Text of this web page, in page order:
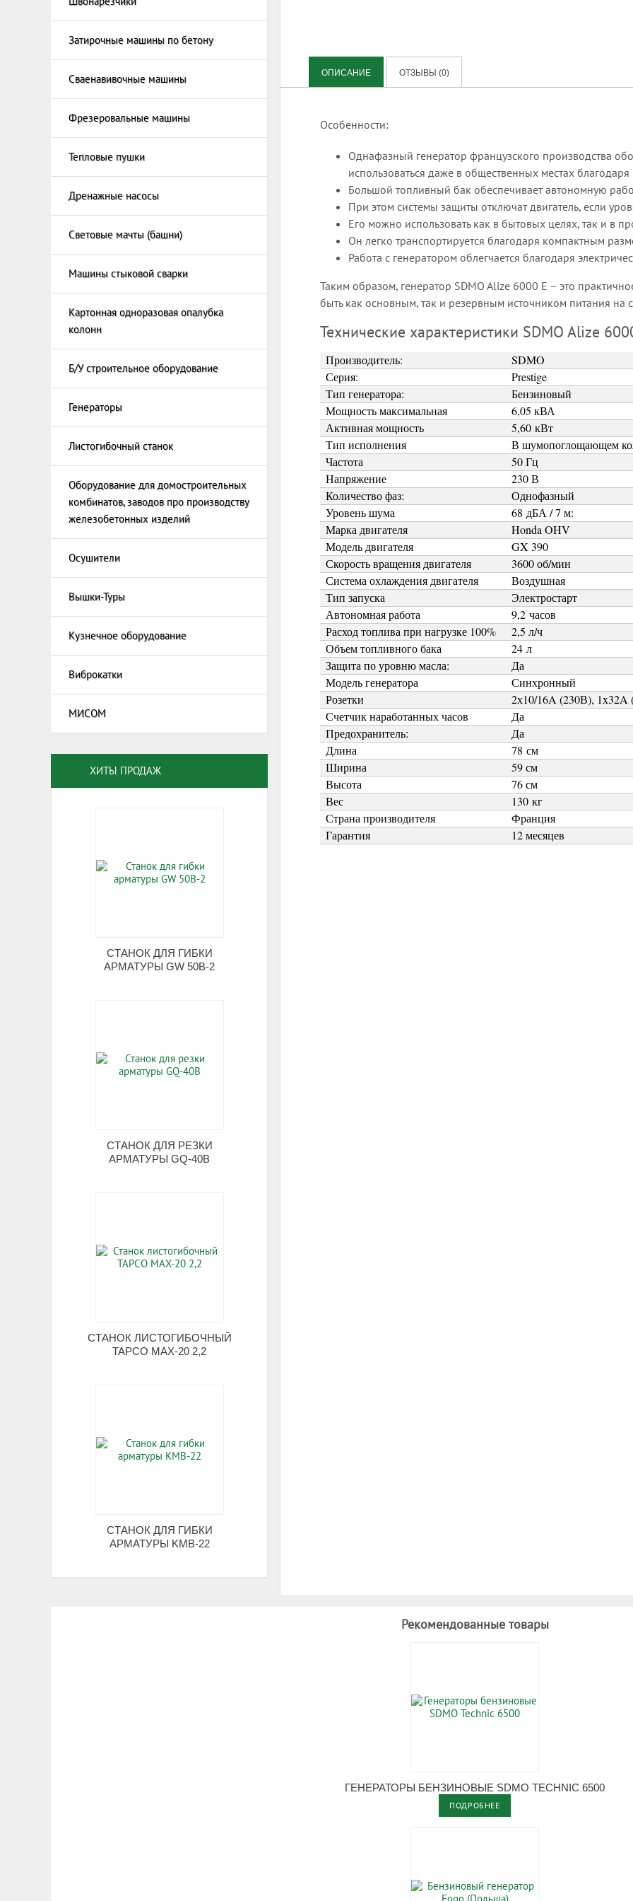
Мозаично шлифовальные машины по
Затирочные машины по бетону
Сваенавивочные машины
Фрезеровальные машины
Тепловые пушки
Тепловые пушки электрические Master
Тепловая пушка дизельная
Дренажные насосы Дренажные насосы Tsurumi
Световые мачты (башни)
Мачты освещения со встроенным
Машины стыковой сварки
Картонная одноразовая опалубка
колонн
Б/У строительное оборудование
Генераторы
Дизельные генераторы
Бензиновый генератор
Листогибочный станок
Оборудование для домостроительных
комбинатов, заводов про производству
железобетонных изделий
Машины стыковой сварки
Сваенавивочные машины
Автоматизованные линиии
арматуры
Станки для резки и гибки
Осушители
Вышки-Туры
Кузнечное оборудование
Виброкатки
МИСОМ
Машины для приемки, подготовки и
нанесения раствора
Машины для работы с бетонными полами
Машины для деревяних полов
ХИТЫ ПРОДАЖ
СТАНОК ДЛЯ ГИБКИ
АРМАТУРЫ GW 50B-2
СТАНОК ДЛЯ РЕЗКИ
АРМАТУРЫ GQ-40B
СТАНОК ЛИСТОГИБОЧНЫЙ
TAPCO MAX-20 2,2
СТАНОК ДЛЯ ГИБКИ
АРМАТУРЫ KMB-22
ОПИСАНИЕ ОТЗЫВЫ (0)
Особенности:
Однафазный генератор французского производства
использоваться даже в общественных местах
Большой топливный бак обеспечивает автономную
При этом системы защиты отключат двигатель, если
Его можно использовать как в бытовых целях, так и в
Он легко транспортируется благодаря компактным
Работа с генератором облегчается благодаря
Таким образом, генератор SDMO Alize 6000 Е – это
быть как основным, так и резервным источником питания на
Технические характеристики SDMO Alize
Производитель:
SDMO
Серия:
Prestige
Тип генератора:
Бензиновый
Мощность максимальная
6,05 кВА
Активная мощность
5,60 кВт
Тип исполнения
В шумопоглощающем
Частота
50 Гц
Напряжение
230 В
Количество фаз:
Однофазный
Уровень шума
68 дБА / 7 м:
Марка двигателя
Honda OHV
Модель двигателя
GX 390
Скорость вращения двигателя
3600 об/мин
Система охлаждения двигателя
Воздушная
Тип запуска
Электростарт
Автономная работа
9,2 часов
Расход топлива при нагрузке 100%
2,5 л/ч
Объем топливного бака
24 л
Защита по уровню масла:
Да
Модель генератора
Синхронный
Розетки
2х10/16A (230В), 1x32A
Счетчик наработанных часов
Да
Предохранитель:
Да
Длина
78 см
Ширина
59 см
Высота
76 см
Вес
130 кг
Страна производителя
Франция
Гарантия
12 месяцев
Рекомендованные товары
ГЕНЕРАТОРЫ БЕНЗИНОВЫЕ SDMO TECHNIC 6500
ПОДРОБНЕЕ